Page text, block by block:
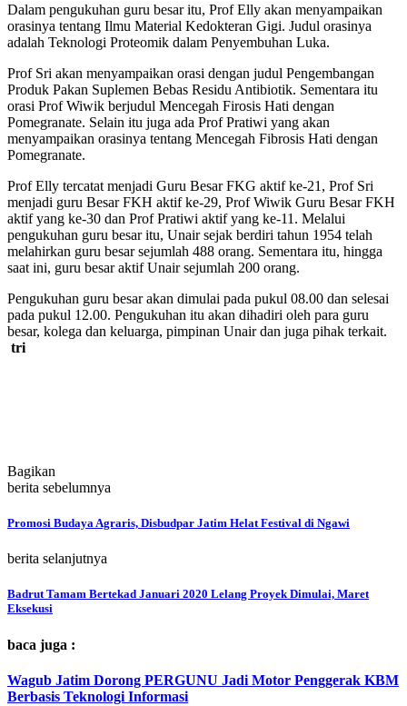
Dalam pengukuhan guru besar itu, Prof Elly akan menyampaikan
orasinya tentang Ilmu Material Kedokteran Gigi. Judul orasinya
adalah Teknologi Proteomik dalam Penyembuhan Luka.
Prof Sri akan menyampaikan orasi dengan judul Pengembangan
Produk Pakan Suplemen Bebas Residu Antibiotik. Sementara itu
orasi Prof Wiwik berjudul Mencegah Firosis Hati dengan
Pomegranate. Selain itu juga ada Prof Pratiwi yang akan
menyampaikan orasinya tentang Mencegah Fibrosis Hati dengan
Pomegranate.
Prof Elly tercatat menjadi Guru Besar FKG aktif ke-21, Prof Sri
menjadi guru Besar FKH aktif ke-29, Prof Wiwik Guru Besar FKH
aktif yang ke-30 dan Prof Pratiwi aktif yang ke-11. Melalui
pengukuhan guru besar itu, Unair sejak berdiri tahun 1954 telah
melahirkan guru besar sejumlah 488 orang. Sementara itu, hingga
saat ini, guru besar aktif Unair sejumlah 200 orang.
Pengukuhan guru besar akan dimulai pada pukul 08.00 dan selesai
pada pukul 12.00. Pengukuhan itu akan dihadiri oleh para guru
besar, kolega dan keluarga, pimpinan Unair dan juga pihak terkait.
tri
Bagikan
berita sebelumnya
Promosi Budaya Agraris, Disbudpar Jatim Helat Festival di Ngawi
berita selanjutnya
Badrut Tamam Bertekad Januari 2020 Lelang Proyek Dimulai, Maret
Eksekusi
baca juga :
Wagub Jatim Dorong PERGUNU Jadi Motor Penggerak KBM
Berbasis Teknologi Informasi